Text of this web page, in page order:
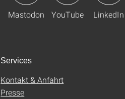
Mastodon YouTube LinkedIn
Services
Kontakt & Anfahrt
Presse